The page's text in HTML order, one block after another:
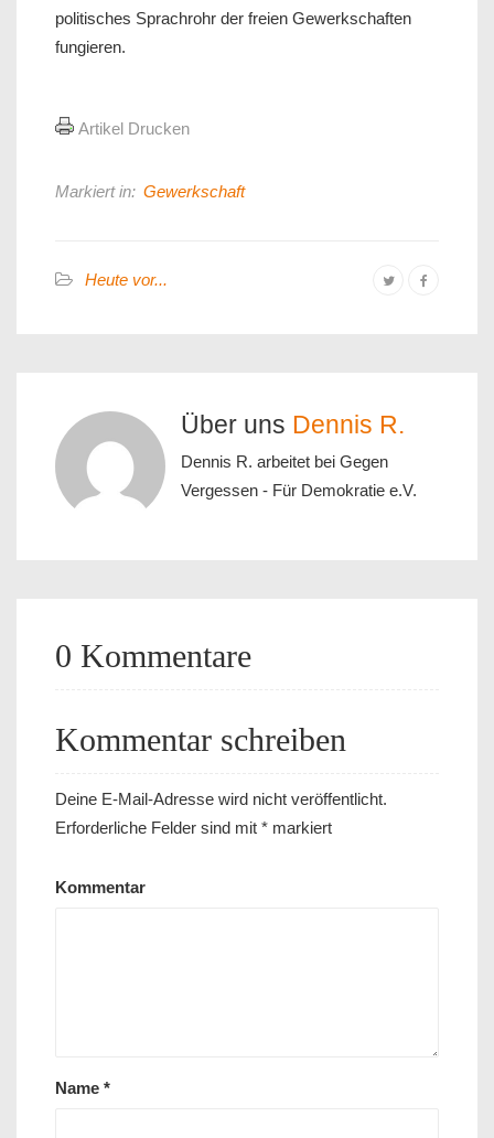
politisches Sprachrohr der freien Gewerkschaften
fungieren.
Artikel Drucken
Markiert in: Gewerkschaft
Heute vor...
Über uns Dennis R.
Dennis R. arbeitet bei Gegen
Vergessen - Für Demokratie e.V.
0 Kommentare
Kommentar schreiben
Deine E-Mail-Adresse wird nicht veröffentlicht.
Erforderliche Felder sind mit * markiert
Kommentar
Name *